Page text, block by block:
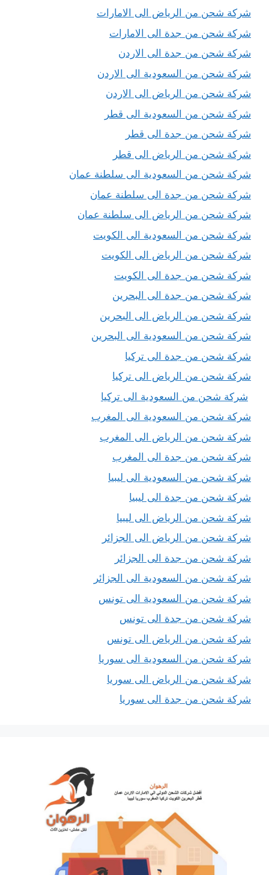
شركة شحن من الرياض الى الامارات
شركة شحن من جدة الى الامارات
شركة شحن من جدة الى الاردن
شركة شحن من السعودية الى الاردن
شركة شحن من الرياض الى الاردن
شركة شحن من السعودية الى قطر
شركة شحن من جدة الى قطر
شركة شحن من الرياض الى قطر
شركة شحن من السعودية الى سلطنة عمان
شركة شحن من جدة الى سلطنة عمان
شركة شحن من الرياض الى سلطنة عمان
شركة شحن من السعودية الى الكويت
شركة شحن من الرياض الى الكويت
شركة شحن من جدة الى الكويت
شركة شحن من جدة الى البحرين
شركة شحن من الرياض الى البحرين
شركة شحن من السعودية الى البحرين
شركة شحن من جدة الى تركيا
شركة شحن من الرياض الى تركيا
شركة شحن من السعودية الى تركيا
شركة شحن من السعودية الى المغرب
شركة شحن من الرياض الى المغرب
شركة شحن من جدة الى المغرب
شركة شحن من السعودية الى ليبيا
شركة شحن من جدة الى ليبيا
شركة شحن من الرياض الى ليبيا
شركة شحن من الرياض الى الجزائر
شركة شحن من جدة الى الجزائر
شركة شحن من السعودية الى الجزائر
شركة شحن من السعودية الى تونس
شركة شحن من جدة الى تونس
شركة شحن من الرياض الى تونس
شركة شحن من السعودية الى سوريا
شركة شحن من الرياض الى سوريا
شركة شحن من جدة الى سوريا